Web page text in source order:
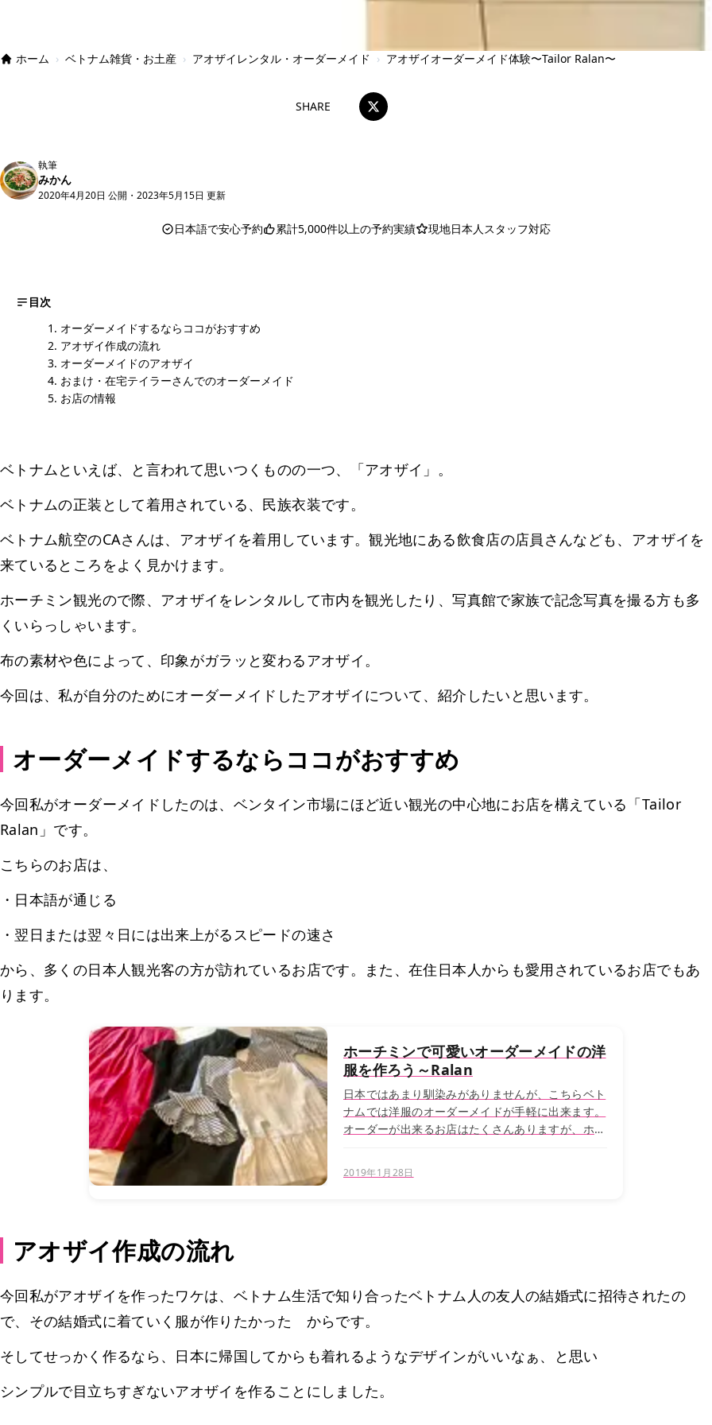
ホーム › ベトナム雑貨・お土産 › アオザイレンタル・オーダーメイド › アオザイオーダーメイド体験〜Tailor Ralan〜
SHARE
執筆
みかん
2020年4月20日 公開 ・ 2023年5月15日 更新
日本語で安心予約 累計5,000件以上の予約実績 現地日本人スタッフ対応
目次
オーダーメイドするならココがおすすめ
アオザイ作成の流れ
オーダーメイドのアオザイ
おまけ・在宅テイラーさんでのオーダーメイド
お店の情報
ベトナムといえば、と言われて思いつくものの一つ、「アオザイ」。
ベトナムの正装として着用されている、民族衣装です。
ベトナム航空のCAさんは、アオザイを着用しています。観光地にある飲食店の店員さんなども、アオザイを
来ているところをよく見かけます。
ホーチミン観光ので際、アオザイをレンタルして市内を観光したり、写真館で家族で記念写真を撮る方も多
くいらっしゃいます。
布の素材や色によって、印象がガラッと変わるアオザイ。
今回は、私が自分のためにオーダーメイドしたアオザイについて、紹介したいと思います。
オーダーメイドするならココがおすすめ
今回私がオーダーメイドしたのは、ベンタイン市場にほど近い観光の中心地にお店を構えている「Tailor
Ralan」です。
こちらのお店は、
・日本語が通じる
・翌日または翌々日には出来上がるスピードの速さ
から、多くの日本人観光客の方が訪れているお店です。また、在住日本人からも愛用されているお店でもあ
ります。
ホーチミンで可愛いオーダーメイドの洋
服を作ろう～Ralan
日本ではあまり馴染みがありませんが、こちらベト
ナムでは洋服のオーダーメイドが手軽に出来ます。
オーダーが出来るお店はたくさんありますが、ホー
2019年1月28日
アオザイ作成の流れ
今回私がアオザイを作ったワケは、ベトナム生活で知り合ったベトナム人の友人の結婚式に招待されたの
で、その結婚式に着ていく服が作りたかった からです。
そしてせっかく作るなら、日本に帰国してからも着れるようなデザインがいいなぁ、と思い
シンプルで目立ちすぎないアオザイを作ることにしました。